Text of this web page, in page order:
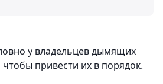
у владельцев дымящих
привести их в порядок.